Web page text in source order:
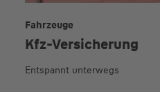
Kfz-Versicherung
Fahrzeuge
Entspannt unterwegs